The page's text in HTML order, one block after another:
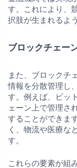
す。これにより、
択肢が生まれるよ
ブロックチェー
また、ブロックチ
情報を分散管理し
す。例えば、ビッ
ェーン上で管理さ
することができま
く、物流や医療な
す。
これらの要素が組